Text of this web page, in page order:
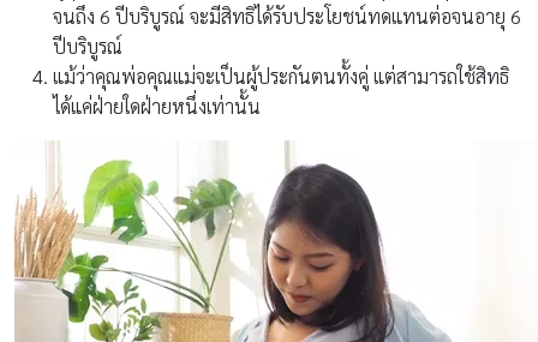
จนถึง 6 ปีบริบูรณ์ จะมีสิทธิได้รับประโยชน์ทดแทนต่อจนอายุ 6
ปีบริบูรณ์
แม้ว่าคุณพ่อคุณแม่จะเป็นผู้ประกันตนทั้งคู่ แต่สามารถใช้สิทธิ
ได้แค่ฝ่ายใดฝ่ายหนึ่งเท่านั้น